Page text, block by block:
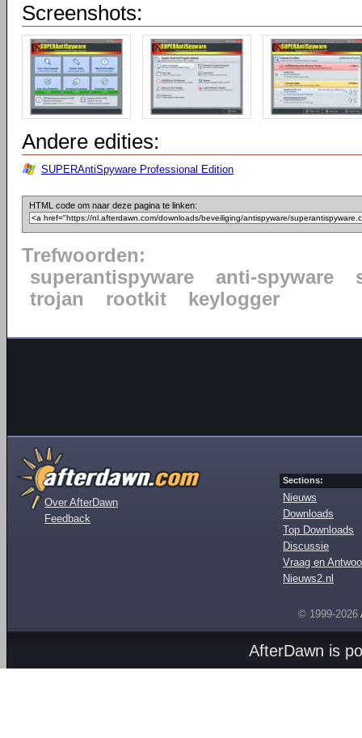
Screenshots:
Andere edities:
SUPERAntiSpyware Professional Edition
HTML code om naar deze pagina te linken:
Trefwoorden:
superantispyware
anti-spyware
trojan
rootkit keylogger
Over AfterDawn
Feedback
Sections:
Nieuws
Downloads
Top Downloads
Discussie
Vraag en
Nieuws2.nl
© 1999-2026
AfterDawn is